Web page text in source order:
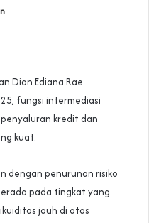
Dian Ediana Rae
fungsi intermediasi
kredit dan
kuat.
dengan penurunan risiko
pada tingkat yang
jauh di atas